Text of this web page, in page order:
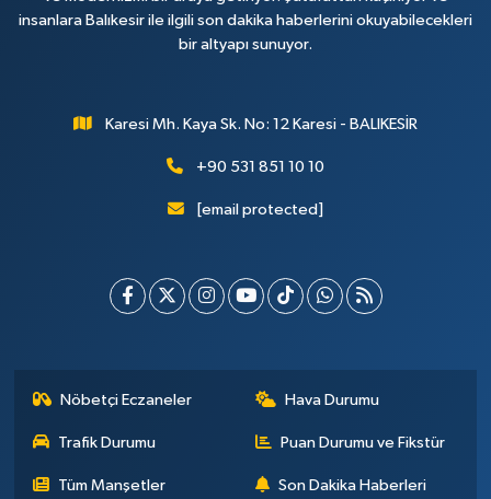
insanlara Balıkesir ile ilgili son dakika haberlerini okuyabilecekleri
bir altyapı sunuyor.
Karesi Mh. Kaya Sk. No: 12 Karesi - BALIKESİR
+90 531 851 10 10
[email protected]
Nöbetçi Eczaneler Hava Durumu
Trafik Durumu Puan Durumu ve Fikstür
Tüm Manşetler Son Dakika Haberleri